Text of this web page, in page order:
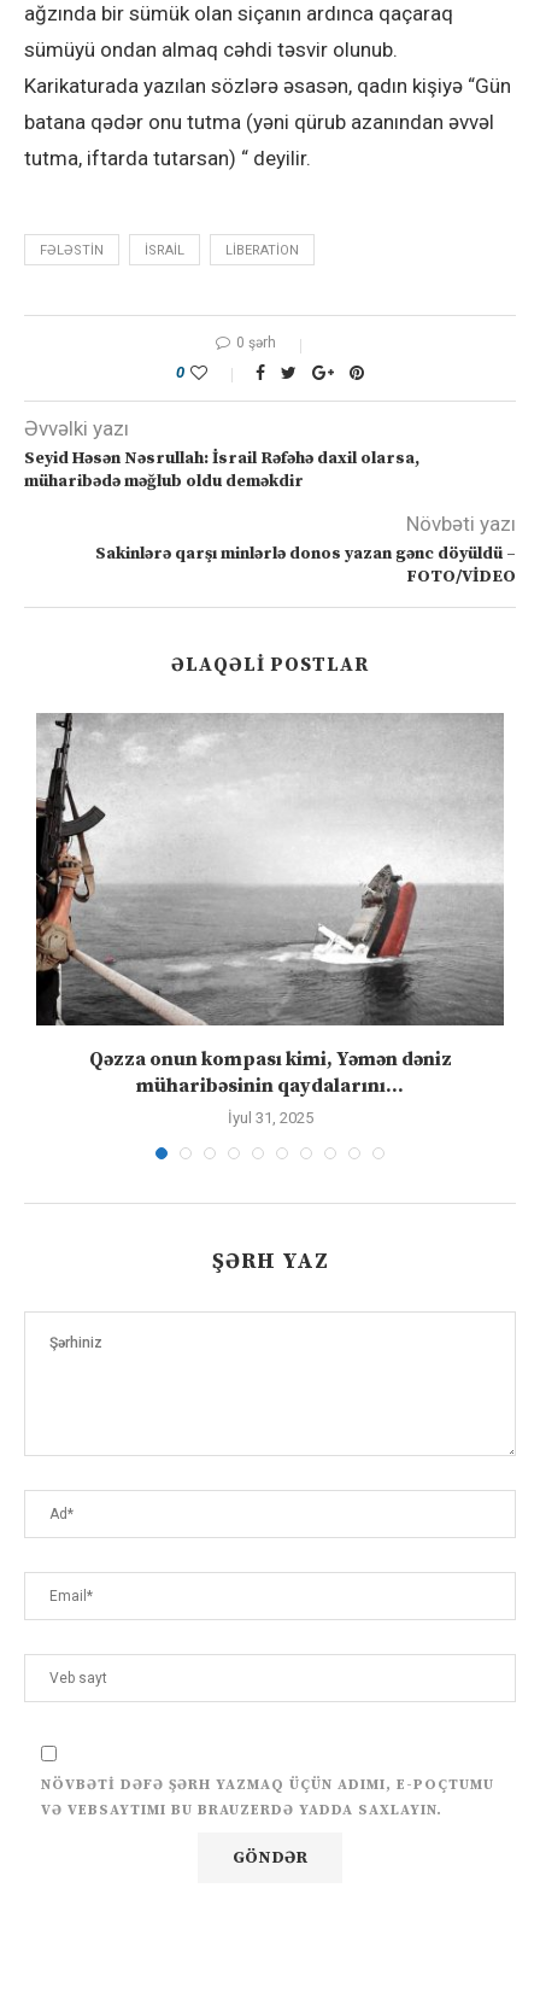
ağzında bir sümük olan siçanın ardınca qaçaraq
sümüyü ondan almaq cəhdi təsvir olunub.
Karikaturada yazılan sözlərə əsasən, qadın kişiyə “Gün
batana qədər onu tutma (yəni qürub azanından əvvəl
tutma, iftarda tutarsan) “ deyilir.
FƏLƏSTIN ISRAIL LIBERATION
0 şərh
0
Əvvəlki yazı
Seyid Həsən Nəsrullah: İsrail Rəfəhə daxil olarsa,
müharibədə məğlub oldu deməkdir
Növbəti yazı
Sakinlərə qarşı minlərlə donos yazan gənc döyüldü –
FOTO/VİDEO
ƏLAQƏLI POSTLAR
Qəzza onun kompası kimi, Yəmən dəniz
müharibəsinin qaydalarını...
İyul 31, 2025
ŞƏRH YAZ
NÖVBƏTI DƏFƏ ŞƏRH YAZMAQ ÜÇÜN ADIMI, E-POÇTUMU
VƏ VEBSAYTIMI BU BRAUZERDƏ YADDA SAXLAYIN.